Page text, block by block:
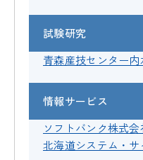
試験研究
青森産技センター
情報サービス
ソフトバンク株式会
北海道システム・